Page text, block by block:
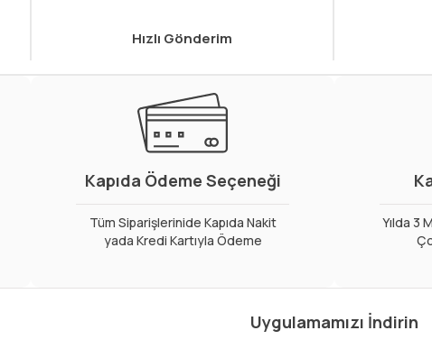
Hızlı Gönderim
Kapıda Ödeme Seçeneği
Tüm Siparişlerinide Kapıda Nakit
yada Kredi Kartıyla Ödeme
Yılda 3
Uygulamamızı İndirin